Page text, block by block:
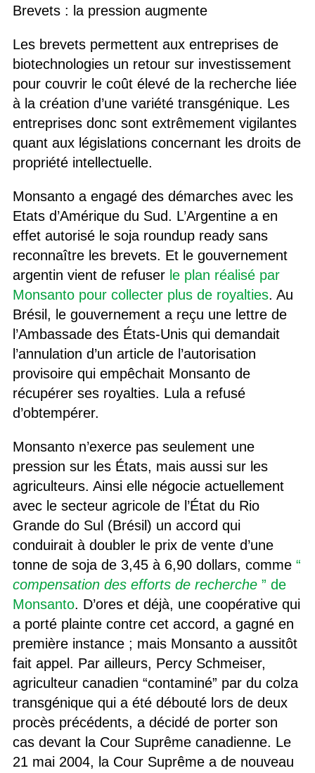
Brevets : la pression augmente
Les brevets permettent aux entreprises de
biotechnologies un retour sur investissement
pour couvrir le coût élevé de la recherche liée
à la création d’une variété transgénique. Les
entreprises donc sont extrêmement vigilantes
quant aux législations concernant les droits de
propriété intellectuelle.
Monsanto a engagé des démarches avec les
Etats d’Amérique du Sud. L’Argentine a en
effet autorisé le soja roundup ready sans
reconnaître les brevets. Et le gouvernement
argentin vient de refuser le plan réalisé par
Monsanto pour collecter plus de royalties. Au
Brésil, le gouvernement a reçu une lettre de
l’Ambassade des États-Unis qui demandait
l’annulation d’un article de l’autorisation
provisoire qui empêchait Monsanto de
récupérer ses royalties. Lula a refusé
d’obtempérer.
Monsanto n’exerce pas seulement une
pression sur les États, mais aussi sur les
agriculteurs. Ainsi elle négocie actuellement
avec le secteur agricole de l’État du Rio
Grande do Sul (Brésil) un accord qui
conduirait à doubler le prix de vente d’une
tonne de soja de 3,45 à 6,90 dollars, comme “
compensation des efforts de recherche” de
Monsanto. D’ores et déjà, une coopérative qui
a porté plainte contre cet accord, a gagné en
première instance ; mais Monsanto a aussitôt
fait appel. Par ailleurs, Percy Schmeiser,
agriculteur canadien “contaminé” par du colza
transgénique qui a été débouté lors de deux
procès précédents, a décidé de porter son
cas devant la Cour Suprême canadienne. Le
21 mai 2004, la Cour Suprême a de nouveau